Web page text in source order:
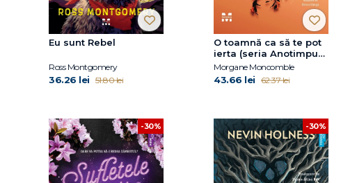
Eu sunt Rebel
Ross Montgomery
36.26 lei 51.80 lei
O toamnă ca să te pot
ierta (seria Anotimpuri,
vol.1)
Morgane Moncomble
43.66 lei 62.37 lei
-30% -30%